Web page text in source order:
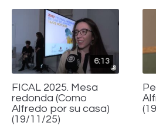
6:13
FICAL 2025. Mesa
redonda (Como
Alfredo por su casa)
(19/11/25)